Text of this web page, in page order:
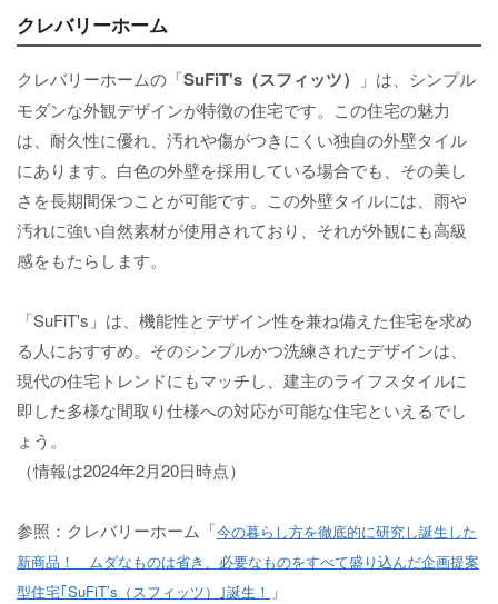
クレバリーホーム
クレバリーホームの「SuFiT's（スフィッツ）
」は、シンプル
モダンな外観デザインが特徴の住宅です。この住宅の魅力
は、耐久性に優れ、汚れや傷がつきにくい独自の外壁タイル
にあります。白色の外壁を採用している場合でも、その美し
さを長期間保つことが可能です。この外壁タイルには、雨や
汚れに強い自然素材が使用されており、それが外観にも高級
感をもたらします。
「SuFiT's」は、機能性とデザイン性を兼ね備えた住宅を求め
る人におすすめ。そのシンプルかつ洗練されたデザインは、
現代の住宅トレンドにもマッチし、建主のライフスタイルに
即した多様な間取り仕様への対応が可能な住宅といえるでし
ょう。
（情報は2024年2月20日時点）
参照：クレバリーホーム「今の暮らし方を徹底的に研究し誕生した
新商品！ ムダなものは省き、必要なものをすべて盛り込んだ企画提案
型住宅｢SuFiT’s（スフィッツ）｣誕生！ 」